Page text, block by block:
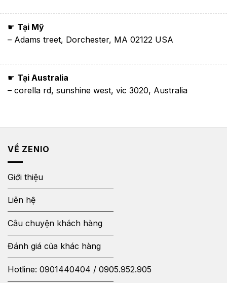
☛ Tại Mỹ
– Adams treet, Dorchester, MA 02122 USA
☛ Tại Australia
– corella rd, sunshine west, vic 3020, Australia
VỀ ZENIO
Giới thiệu
Liên hệ
Câu chuyện khách hàng
Đánh giá của khác hàng
Hotline: 0901440404 / 0905.952.905